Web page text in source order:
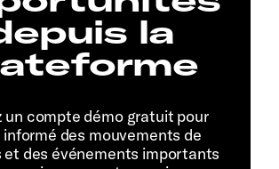
la
un compte démo gratuit pour
des mouvements de
et des événements importants